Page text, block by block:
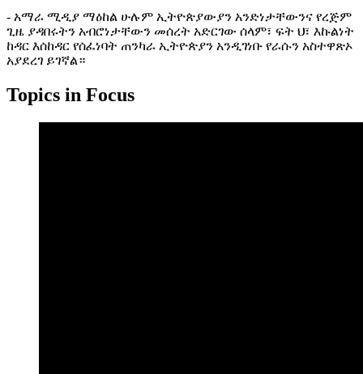
- አማራ ሚዲያ ማዕከል ሁሉም ኢትዮጵያውያን አንድነታቸውንና የረጅም
ጊዜ ያዳበሩትን አብሮነታቸውን መሰረት አድርገው ሰላም፣ ፍት ህ፣ እኩልነት
ከዳር እሰከዳር የሰፈነባት ጠንካራ ኢትዮጵያን አንዲገነቡ የራሱን አስተዋጽኦ
አያደረገ ይገኛል።
Topics in Focus